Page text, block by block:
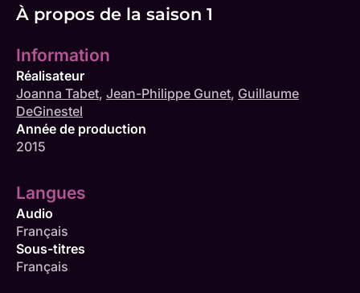
À propos de la saison 1
Information
Réalisateur
Joanna Tabet, Jean-Philippe Gunet, Guillaume
DeGinestel
Année de production
2015
Langues
Audio
Français
Sous-titres
Français